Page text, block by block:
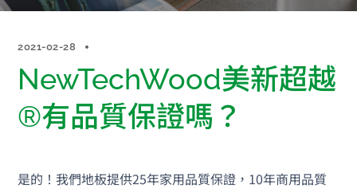
2021-02-28
NewTechWood美新超越
®有品質保證嗎？
是的！我們地板提供25年家用品質保證，10年商用品質